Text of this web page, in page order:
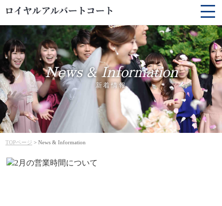
News & Information
新着情報
TOPページ > News & Information